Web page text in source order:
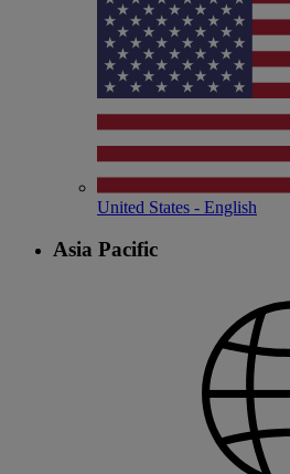
United States - English
Asia Pacific